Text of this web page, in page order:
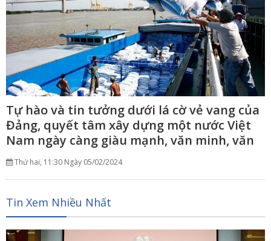
Tin Xem Nhiều Nhất
Tự hào và tin tưởng dưới lá cờ vẻ vang của
Đảng, quyết tâm xây dựng một nước Việt
Nam ngày càng giàu mạnh, văn minh, văn
hiến và anh hùng
Thứ hai, 11:30 Ngày 05/02/2024